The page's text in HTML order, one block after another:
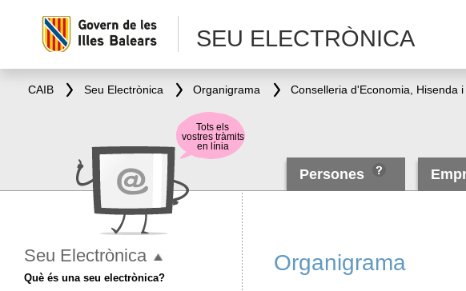
SEU ELECTRÒNICA
CAIB Seu Electrònica Organigrama
Persones
Organigrama
Tots els
vostres tràmits
en línia
Seu Electrònica
Què és una seu electrònica?